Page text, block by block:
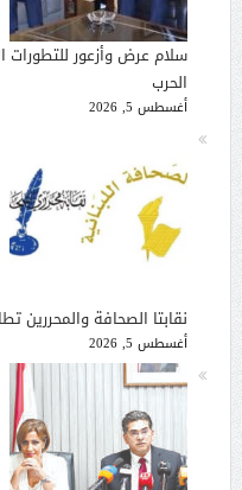
سلام عرض وأزعور للتطورات
الحرب
أغسطس 5, 2026
نقابتا الصحافة والمحررين
أغسطس 5, 2026